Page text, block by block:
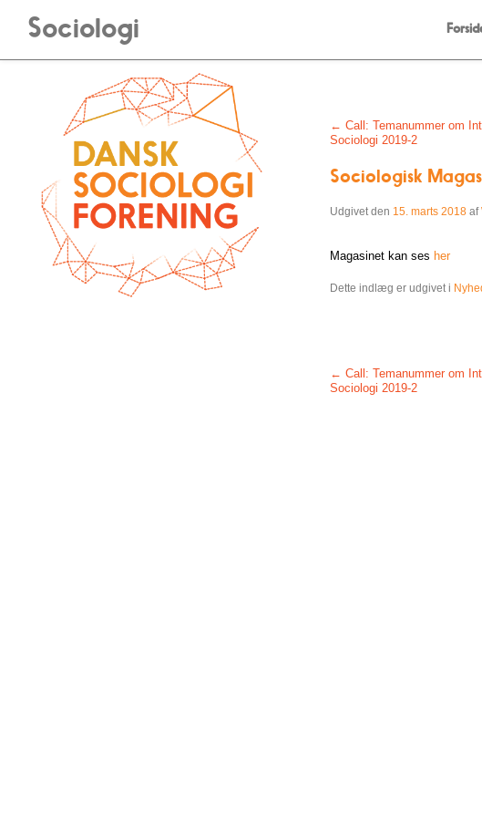
Sociologi Skip
Post navigation
← Call: Temanummer om
Sociologi 2019-2
Sociologisk
Udgivet den 15. marts 2018 af
Magasinet kan ses her
Dette indlæg er udgivet i
Post navigation
← Call: Temanummer om
Sociologi 2019-2